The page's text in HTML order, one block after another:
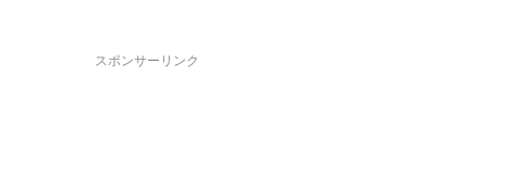
スポンサーリンク